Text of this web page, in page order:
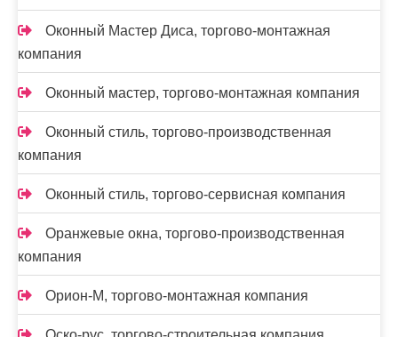
Оконный Мастер Диса, торгово-монтажная
компания
Оконный мастер, торгово-монтажная компания
Оконный стиль, торгово-производственная
компания
Оконный стиль, торгово-сервисная компания
Оранжевые окна, торгово-производственная
компания
Орион-М, торгово-монтажная компания